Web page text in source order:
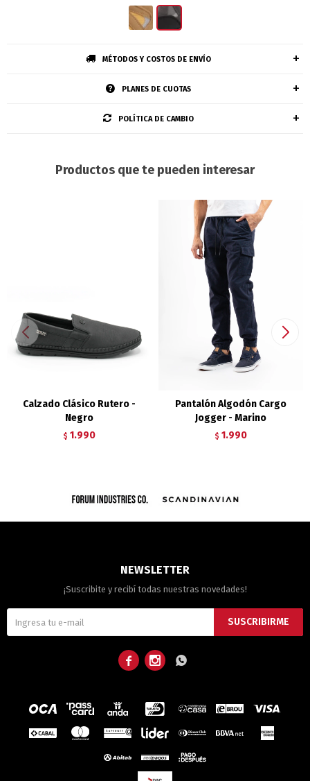
MÉTODOS Y COSTOS DE ENVÍO
PLANES DE CUOTAS
POLÍTICA DE CAMBIO
Productos que te pueden interesar
Calzado Clásico Rutero -
Negro
$ 1.990
Pantalón Algodón Cargo
Jogger - Marino
$ 1.990
NEWSLETTER
¡Suscribite y recibí todas nuestras novedades!
SUSCRIBIRME
  